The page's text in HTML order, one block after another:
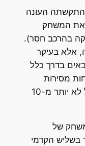
התקשתה העונה
את המשחק
בהרכב חסר).
אלא בעיקר
בדרך כלל
מסירות
מהיריבה ואורך התקפה ממוצע של לא יותר מ-10
של
בשליש הקדמי